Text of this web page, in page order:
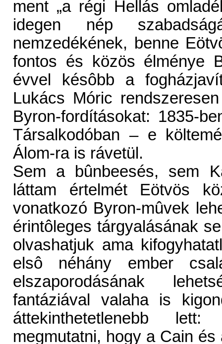
ment „a régi Hellás
idegen nép
nemzedékének, benne
fontos és közös élménye
évvel késôbb a
Lukács Móric
Byron-fordításokat: 1835-
Társalkodóban – e
Álom-ra is rávetül.
Sem a bûnbeesés, sem
láttam értelmét Eötvös
vonatkozó Byron-mûvek
érintôleges tárgyalásának
olvashatjuk ama
elsô néhány ember
elszaporodásának
fantáziával valaha is
áttekinthetetlenebb
megmutatni, hogy a Cain